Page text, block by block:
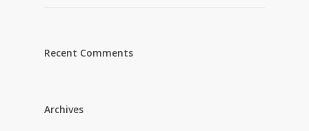
Recent Comments
Archives